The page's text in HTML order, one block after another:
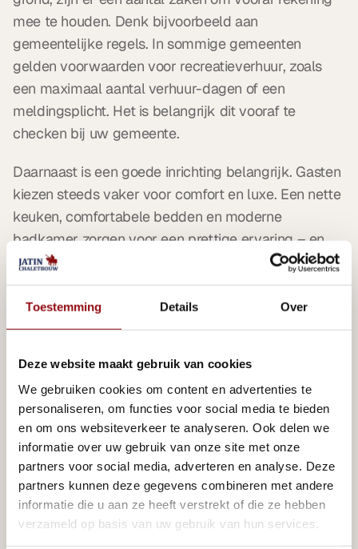
Toestemming Details Over
Deze website maakt gebruik van cookies
We gebruiken cookies om content en advertenties te
personaliseren, om functies voor social media te bieden
en om ons websiteverkeer te analyseren. Ook delen we
informatie over uw gebruik van onze site met onze
partners voor social media, adverteren en analyse. Deze
partners kunnen deze gegevens combineren met andere
informatie die u aan ze heeft verstrekt of die ze hebben
verzameld op basis van uw gebruik van hun services.
mee te houden. Denk bijvoorbeeld aan
gemeentelijke regels. In sommige gemeenten
gelden voorwaarden voor recreatieverhuur, zoals
een maximaal aantal verhuur-dagen of een
meldingsplicht. Het is belangrijk dit vooraf te
checken bij uw gemeente.
Daarnaast is een goede inrichting belangrijk. Gasten
kiezen steeds vaker voor comfort en luxe. Een nette
keuken, comfortabele bedden en moderne
badkamer zorgen voor een prettige ervaring – en
dus voor goede recensies. Wij adviseren hier graag
over tijdens het ontwerp van uw vakantiewoning.
verhuur in gedachten
Wilt u gaan verhuren? Dan loont het om daar bij de
bouw al rekening mee te houden. Denk aan extra
opbergruimte, makkelijk te reinigen vloeren en
energiezuinige voorzieningen. Ook slimme sloten of
een eigen toegangsweg kunnen handig zijn voor